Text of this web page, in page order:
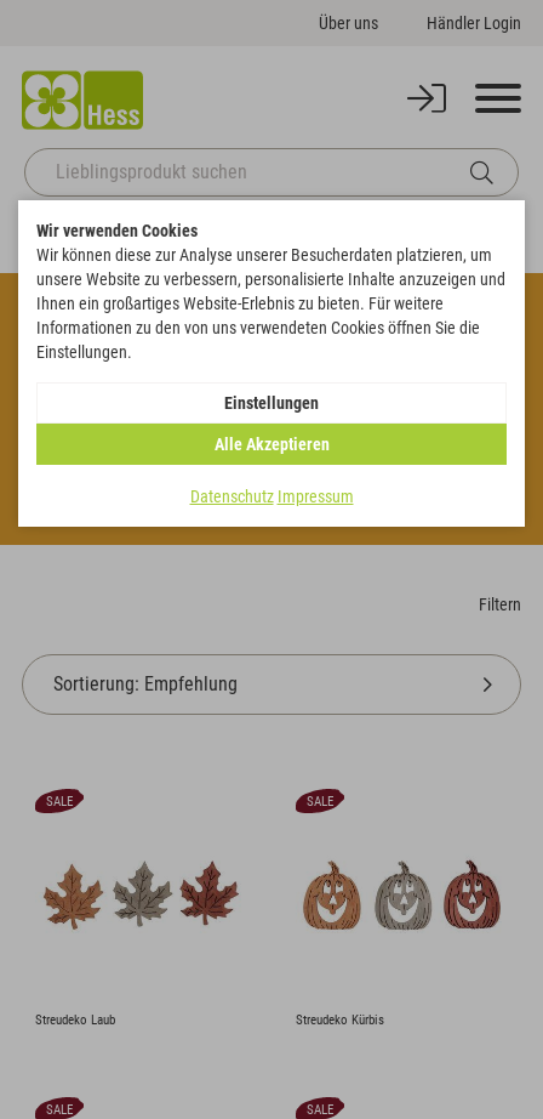
Über uns Händler Login
Startseite Deko Streudeko
KLEIN, ABER FEIN
Streudeko für Tisch & Gesteck
Die kleinsten Deko-Elemente in unserem Shop sind Streuteile in
verschiedensten Ausführungen: Sternchen zu Weihnachten, Herzen für
Hochzeiten oder zum Valentinstag und vieles mehr können Sie bei Ihren
Aufträgen verwenden oder auch als Deko-Sortiment an Ihre Kunden
Filtern
SALE
Streudeko Laub
SALE
Streudeko Kürbis
SALE SALE
Wir verwenden Cookies
Wir können diese zur Analyse unserer Besucherdaten platzieren, um
unsere Website zu verbessern, personalisierte Inhalte anzuzeigen und
Ihnen ein großartiges Website-Erlebnis zu bieten. Für weitere
Informationen zu den von uns verwendeten Cookies öffnen Sie die
Einstellungen.
Einstellungen
Alle Akzeptieren
Datenschutz Impressum